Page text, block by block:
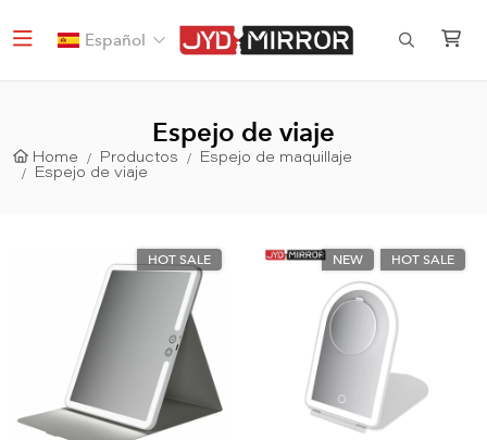
Español
Espejo de viaje
Home Productos
Espejo de maquillaje
Espejo de viaje
HOT SALE NEW HOT SALE